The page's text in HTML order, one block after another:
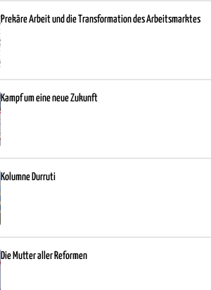
Prekäre Arbeit und die Transformation des Arbeitsmarktes
Kampf um eine neue Zukunft
Kolumne Durruti
Die Mutter aller Reformen